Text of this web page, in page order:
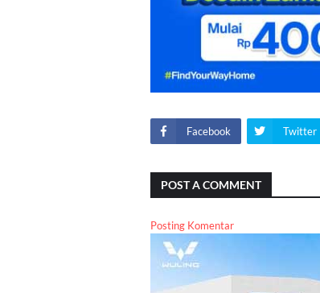
Facebook Twitter
POST A COMMENT
Posting Komentar